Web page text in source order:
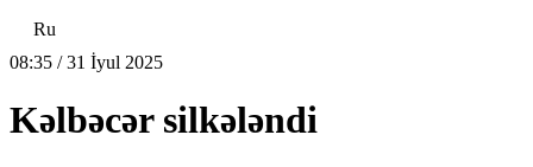
Ru
08:35 / 31 İyul 2025
Kəlbəcər silkələndi